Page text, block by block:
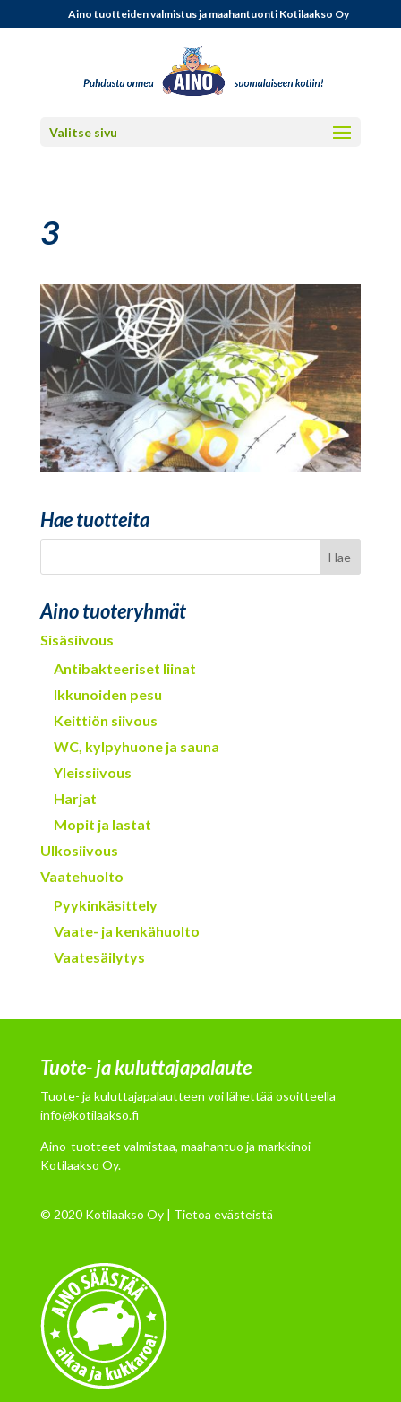
Aino tuotteiden valmistus ja maahantuonti Kotilaakso Oy
Valitse sivu
3
Hae tuotteita
Aino tuoteryhmät
Sisäsiivous
Antibakteeriset liinat
Ikkunoiden pesu
Keittiön siivous
WC, kylpyhuone ja sauna
Yleissiivous
Harjat
Mopit ja lastat
Ulkosiivous
Vaatehuolto
Pyykinkäsittely
Vaate- ja kenkähuolto
Vaatesäilytys
Tuote- ja kuluttajapalaute
Tuote- ja kuluttajapalautteen voi lähettää osoitteella
info@kotilaakso.fi
Aino-tuotteet valmistaa, maahantuo ja markkinoi
Kotilaakso Oy.
© 2020 Kotilaakso Oy | Tietoa evästeistä